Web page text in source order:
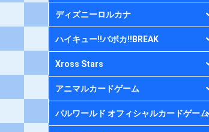
ディズニーロルカナ
ハイキュー!!バボカ!!BREAK
Xross Stars
アニマルカードゲーム
パルワールド オフィシャルカードゲーム